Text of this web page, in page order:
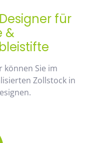
für
&
können Sie im
Zollstock in